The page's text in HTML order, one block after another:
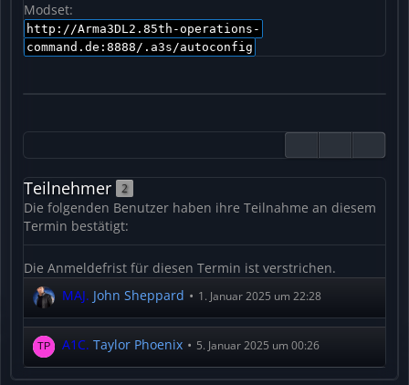
Modset:
http://Arma3DL2.85th-operations-
command.de:8888/.a3s/autoconfig
Teilnehmer 2
Die folgenden Benutzer haben ihre Teilnahme an diesem
Termin bestätigt:
Die Anmeldefrist für diesen Termin ist verstrichen.
MAJ. John Sheppard 1. Januar 2025 um 22:28
A1C. Taylor Phoenix 5. Januar 2025 um 00:26